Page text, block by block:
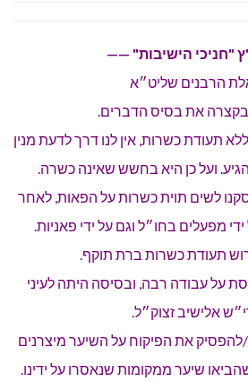
"חניכי הישיבות" ——
הרבנים שליט״א
בקצרה את בסיס הדברים.
תעודת כשרות, אין לנו דרך לדעת מנין
ועל כן היא בחשש שאינה כשרה.
לשים תוית כשרות על הפאות, לאחר
מפעלים בחו״ל וגם על ידי פאניות.
תעודת כשרות ברת תוקף.
על עבודה רבה, ובסיסה היתה לעיני
אלישיב זצוק״ל.
להפסיק את הפיקוח על השיער מיצרנים
שיער ממקומות שנאסרו על ידינו.